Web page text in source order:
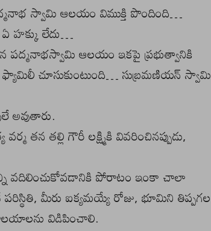
స్వామి ఆలయం విముక్తి పొందింది…
హక్కు లేదు…
పద్మనాభస్వామి ఆలయం ఇకపై ప్రభుత్వానికి
చూసుకుంటుంది… సుబ్రమణియన్ స్వామి
అవుతారు.
తన తల్లి గౌరీ లక్ష్మికి వివరించినప్పుడు,
వదిలించుకోవడానికి పోరాటం ఇంకా చాలా
మీరు ఐక్యమయ్యే రోజు, భూమిని తిప్పగల
విడిపించాలి.